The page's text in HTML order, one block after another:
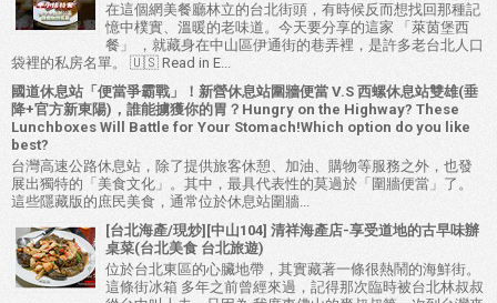
在這個網美餐廳林立的台北街頭，有時候反而想找回那種記
憶中樸實、溫暖的老味道。今天要分享的這家 「萊茵堡西
餐」 ，就藏身在中山區伊通街的巷弄裡，是許多老台北人口
袋裡的私房名單。 🇺🇸 Read in E...
國道休息站「便當爭霸戰」！新營休息站圍牆便當 V.S 西螺休息站雙雄(垂
降+官方新東陽)，誰能擄獲你的胃？Hungry on the Highway? These
Lunchboxes Will Battle for Your Stomach!Which option do you like
best?
台灣高速公路休息站，除了提供旅客休憩、加油、購物等服務之外，也發
展出獨特的「美食文化」。其中，最具代表性的莫過於「圍牆便當」了。
這些隱藏版的庶民美食，通常位於休息站圍牆...
[台北海產/現炒][中山104] 清祥海產店-享受道地的古早味辦
桌菜(台北美食 台北旅遊)
位於台北東區的心臟地帶，其實藏著一條很熱鬧的海鮮街。
這條街冰箱 多年之前曾經來過，記得那次臨時被台北林叔叔